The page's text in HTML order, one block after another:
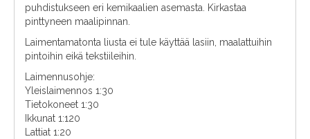
puhdistukseen eri kemikaalien asemasta. Kirkastaa
pinttyneen maalipinnan.
Laimentamatonta liusta ei tule käyttää lasiin, maalattuihin
pintoihin eikä tekstiileihin.
Laimennusohje:
Yleislaimennos 1:30
Tietokoneet 1:30
Ikkunat 1:120
Lattiat 1:20